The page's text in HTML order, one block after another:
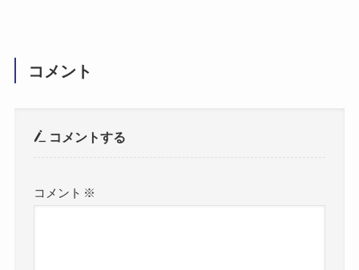
コメント
コメントする
コメント ※